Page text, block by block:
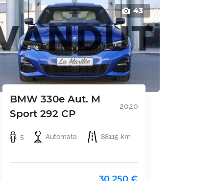
43
BMW 330e Aut. M
Sport 292 CP
2020
5 Automata 88115 km